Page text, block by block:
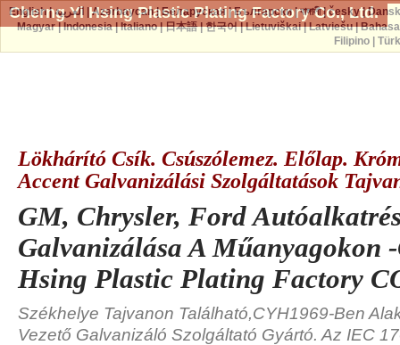
Cherng Yi Hsing Plastic Plating Factory Co., Ltd.
Lökhárító Csík. Csúszólemez. Előlap.
Accent Galvanizálási Szolgáltatások
GM, Chrysler, Ford
Galvanizálása A Műanyagokon
Hsing Plastic Plating Factory
Székhelye Tajvanon Található,CYH1969-Ben
Vezető Galvanizáló Szolgáltató Gyártó. Az IEC
English|العربية |Azərbaycan|Беларуская|Български|বাঙ্গালী|česky|
Magyar|Indonesia|Italiano|日本語|한국어|Lietuviškai|Latviešu|
Filipino|